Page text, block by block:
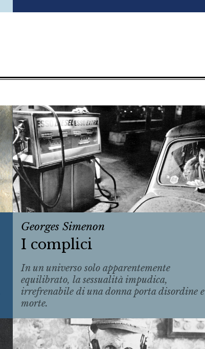
Georges Simenon
I complici
In un universo solo apparentemente
equilibrato, la sessualità impudica,
irrefrenabile di una donna porta disordine e
morte.